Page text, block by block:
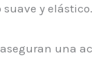
y elástico.
una